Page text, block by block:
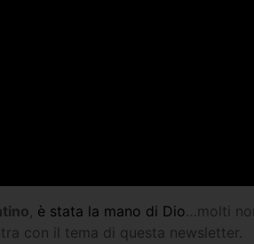
, è stata la mano di Dio…molti
con il tema di questa newsletter.